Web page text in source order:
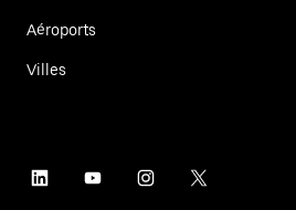
Aéroports
Villes